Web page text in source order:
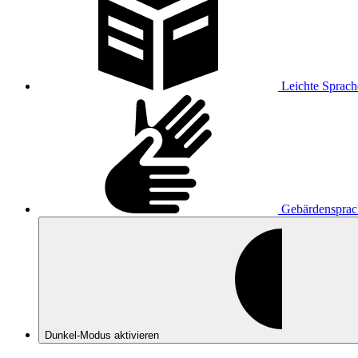
Leichte
Dunkel-Modus aktivieren